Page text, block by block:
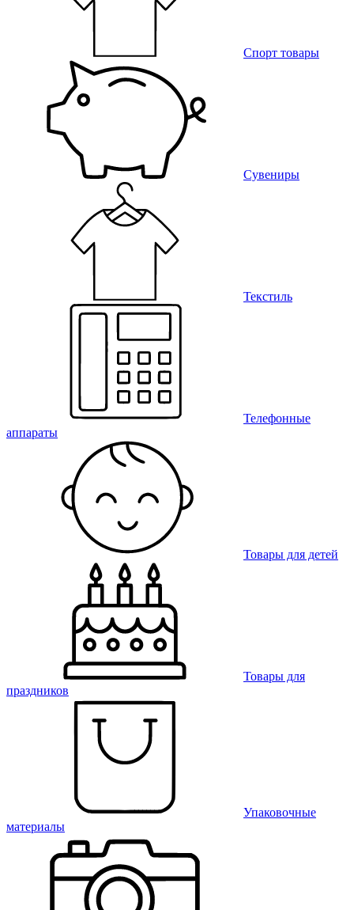
Спорт товары
Сувениры
Текстиль
Телефонные
аппараты
Товары для детей
Товары для
праздников
Упаковочные
материалы